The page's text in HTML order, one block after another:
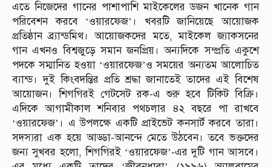
এতে নিজেদের গানের পাশাপাশি মাইকেলের ডজন খানেক গান
পরিবেশন করবে ‘ওয়ারফেজ’। খবরটি জানিয়েছে আয়োজক
প্রতিষ্ঠান ব্র্যান্ডমিথ। আয়োজকদের মতে, মাইকেল জ্যাকসনের
গান এখনও বিশ্বজুড়ে সমান জনপ্রিয়। অন্যদিকে সম্প্রতি একুশে
পদকে সম্মানিত হওয়া ‘ওয়ারফেজ’ও সময়ের অন্যতম আলোচিত
ব্যান্ড। দুই কিংবদন্তির প্রতি শ্রদ্ধা জানাতেই তাদের এই বিশেষ
আয়োজন। শিগগিরই গেটসেট রক-এ শুরু হবে টিকিট বিক্রি।
এদিকে আগামীকাল শনিবার পথচলার ৪২ বছরে পা রাখবে
‘ওয়ারফেজ’। এ উপলক্ষে একটি প্রাইভেট কনসার্ট করবে তারা।
সদস্যরা এক হয়ে আড্ডা-আনন্দে মেতে উঠবেন। তবে ভক্তদের
জন্য সুখবর হলো, শিগগিরই ‘ওয়ারফেজ’-এর দুটি গান আসবে।